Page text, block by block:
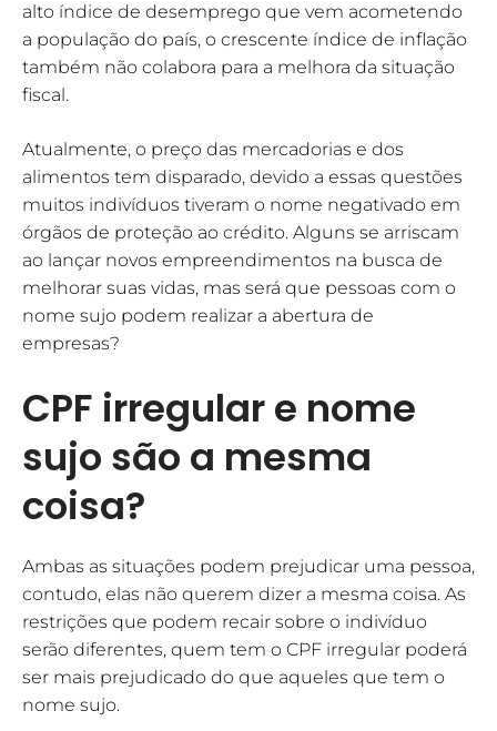
alto índice de desemprego que vem acometendo
a população do país, o crescente índice de inflação
também não colabora para a melhora da situação
fiscal.
Atualmente, o preço das mercadorias e dos
alimentos tem disparado, devido a essas questões
muitos indivíduos tiveram o nome negativado em
órgãos de proteção ao crédito. Alguns se arriscam
ao lançar novos empreendimentos na busca de
melhorar suas vidas, mas será que pessoas com o
nome sujo podem realizar a abertura de
empresas?
CPF irregular e nome
sujo são a mesma
coisa?
Ambas as situações podem prejudicar uma pessoa,
contudo, elas não querem dizer a mesma coisa. As
restrições que podem recair sobre o indivíduo
serão diferentes, quem tem o CPF irregular poderá
ser mais prejudicado do que aqueles que tem o
nome sujo.